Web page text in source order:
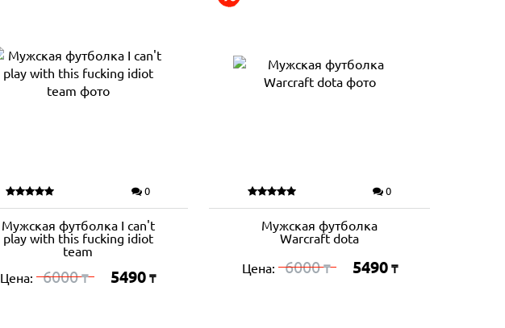
0
Мужская футболка I can't
play with this fucking idiot
team
Цена: 6000₸ 5490 ₸
0
Мужская футболка
Warcraft dota
Цена: 6000₸ 5490 ₸